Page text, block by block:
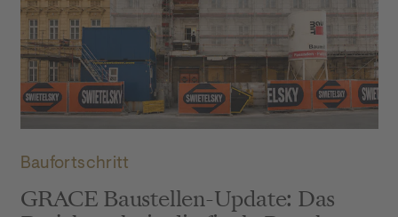
Baufortschritt
GRACE Baustellen-Update: Das